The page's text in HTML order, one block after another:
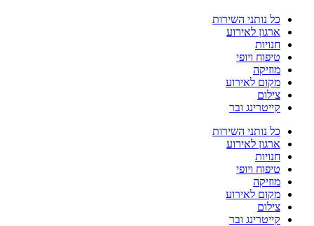
כל נותני השירות
ארגון לאירוע
חנויות
טיפוח ויופי
מוזיקה
מקום לאירוע
צילום
קייטרינג ובר
כל נותני השירות
ארגון לאירוע
חנויות
טיפוח ויופי
מוזיקה
מקום לאירוע
צילום
קייטרינג ובר